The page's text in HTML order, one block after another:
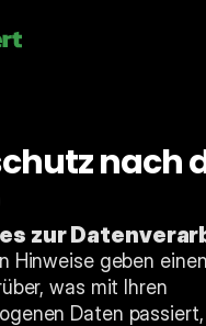
nach
zur
Hinweise geben
was mit Ihren
Daten